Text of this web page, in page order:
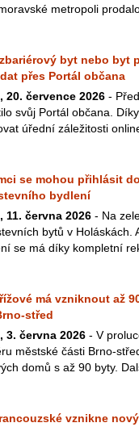
metropoli
byt nebo byt
přes Portál občana
20. července 2026 -
svůj Portál občana.
úřední záležitosti
se mohou přihlásit
bydlení
11. června 2026 - Na
bytů v Holáskách.
se má díky kompletní
má vzniknout až
střed
3. června 2026 - V
městské části Brno-
domů s až 90 byty.
vznikne